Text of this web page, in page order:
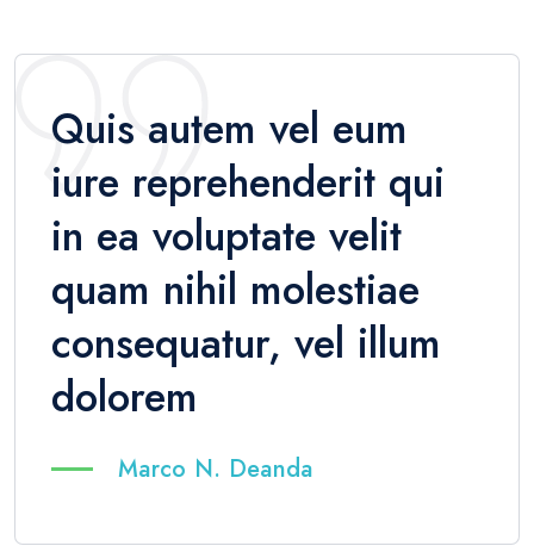
Quis autem vel eum
iure reprehenderit qui
in ea voluptate velit
quam nihil molestiae
consequatur, vel illum
dolorem
Marco N. Deanda